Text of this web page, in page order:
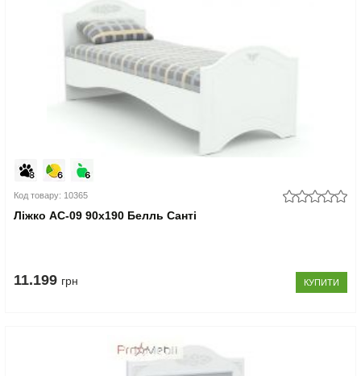
Код товару: 10365
Ліжко АС-09 90x190 Белль Санті
11.199 грн КУПИТИ